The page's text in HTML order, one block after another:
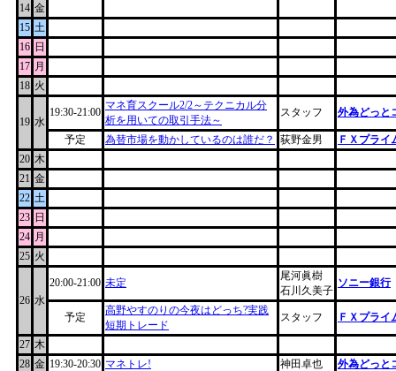
14 金
15 土
16 日
17 月
18 火
19 水
19:30-21:00
マネ育スクール2/2～テクニカル分
析を用いての取引手法～
スタッフ 外為どっと
予定 為替市場を動かしているのは誰だ？ 荻野金男
ＦＸプライ
20 木
21 金
22 土
23 日
24 月
25 火
26 水
20:00-21:00 未定
尾河眞樹
石川久美子
ソニー銀行
予定
高野やすのりの今夜はどっち?実践
短期トレード
スタッフ ＦＸプライ
27 木
28 金 19:30-20:30 マネトレ! 神田卓也
外為どっと